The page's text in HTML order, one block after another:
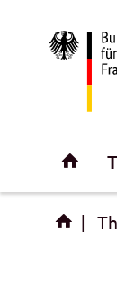
Direktlink: